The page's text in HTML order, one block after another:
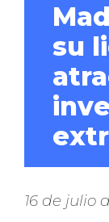
su
16 de julio